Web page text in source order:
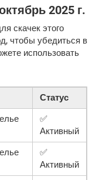
2025 г.
скачек этого
чтобы убедиться в
использовать
Статус
✅
Активный
✅
Активный